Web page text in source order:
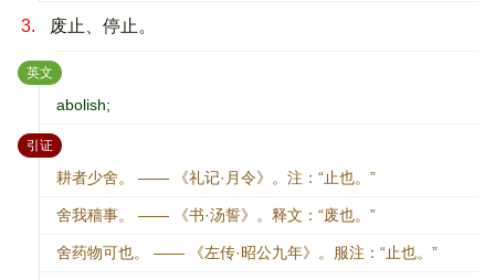
3. 废止、停止。
英文 ：
abolish;
引证：
耕者少舍。 —— 《礼记·月令》。注：“止也。”
舍我穑事。 —— 《书·汤誓》。释文：“废也。”
舍药物可也。 —— 《左传·昭公九年》。服注：“止也。”